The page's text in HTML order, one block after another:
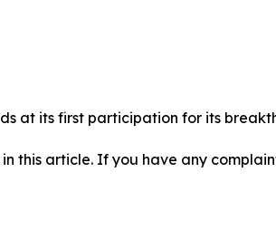
at its first participation for its
this article. If you have any